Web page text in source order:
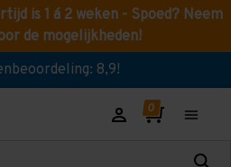
is 1 á 2 weken - Spoed? Neem
de mogelijkheden!
8,9!